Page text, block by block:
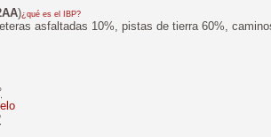
)¿qué es el IBP?
asfaltadas 10%, pistas de tierra 60%,